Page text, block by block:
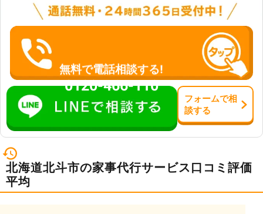
無料で電話相談する!
0120-466-110
フォームで相
談する
北海道北斗市の家事代行サービス口コミ評価
平均